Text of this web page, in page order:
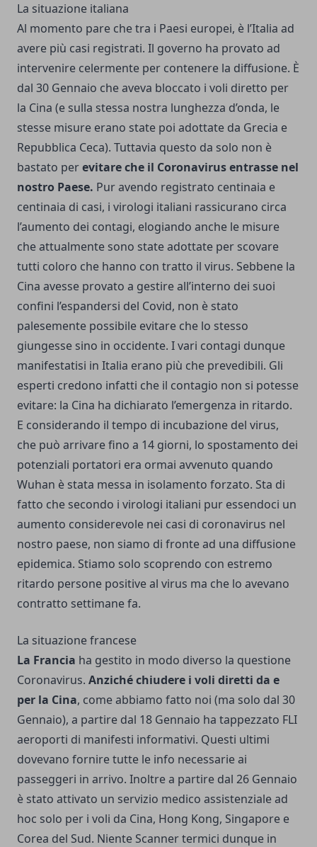
La situazione italiana
Al momento pare che tra i Paesi europei, è l’Italia ad
avere più casi registrati. Il governo ha provato ad
intervenire celermente per contenere la diffusione. È
dal 30 Gennaio che aveva bloccato i voli diretto per
la Cina (e sulla stessa nostra lunghezza d’onda, le
stesse misure erano state poi adottate da Grecia e
Repubblica Ceca). Tuttavia questo da solo non è
bastato perevitare che il Coronavirus entrasse nel
nostro Paese. Pur avendo registrato centinaia e
centinaia di casi, i virologi italiani rassicurano circa
l’aumento dei contagi, elogiando anche le misure
che attualmente sono state adottate per scovare
tutti coloro che hanno con tratto il virus. Sebbene la
Cina avesse provato a gestire all’interno dei suoi
confini l’espandersi del Covid, non è stato
palesemente possibile evitare che lo stesso
giungesse sino in occidente. I vari contagi dunque
manifestatisi in Italia erano più che prevedibili. Gli
esperti credono infatti che il contagio non si potesse
evitare: la Cina ha dichiarato l’emergenza in ritardo.
E considerando il tempo di incubazione del virus,
che può arrivare fino a 14 giorni, lo spostamento dei
potenziali portatori era ormai avvenuto quando
Wuhan è stata messa in isolamento forzato. Sta di
fatto che secondo i virologi italiani pur essendoci un
aumento considerevole nei casi di coronavirus nel
nostro paese, non siamo di fronte ad una diffusione
epidemica. Stiamo solo scoprendo con estremo
ritardo persone positive al virus ma che lo avevano
contratto settimane fa.
La situazione francese
La Francia ha gestito in modo diverso la questione
Coronavirus. Anziché chiudere i voli diretti da e
per la Cina, come abbiamo fatto noi (ma solo dal 30
Gennaio), a partire dal 18 Gennaio ha tappezzato FLI
aeroporti di manifesti informativi. Questi ultimi
dovevano fornire tutte le info necessarie ai
passeggeri in arrivo. Inoltre a partire dal 26 Gennaio
è stato attivato un servizio medico assistenziale ad
hoc solo per i voli da Cina, Hong Kong, Singapore e
Corea del Sud. Niente Scanner termici dunque in